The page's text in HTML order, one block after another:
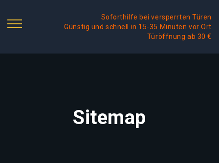
Soforthilfe bei versperrten Türen
Günstig und schnell in 15-35 Minuten vor Ort
Türöffnung ab 30 €
Sitemap